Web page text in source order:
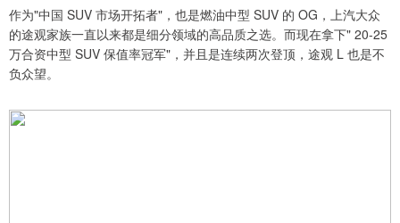
作为"中国 SUV 市场开拓者"，也是燃油中型 SUV 的 OG，上汽大众
的途观家族一直以来都是细分领域的高品质之选。而现在拿下" 20-25
万合资中型 SUV 保值率冠军"，并且是连续两次登顶，途观 L 也是不
负众望。